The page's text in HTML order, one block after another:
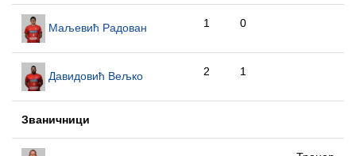
Маљевић Радован 1 0
Давидовић Вељко 2 1
Званичници